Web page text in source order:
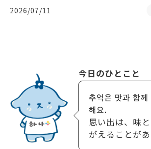
2026/07/11
今日のひとこと
추억은 맛과 함께
해요.
思い出は、味
がえることがあ